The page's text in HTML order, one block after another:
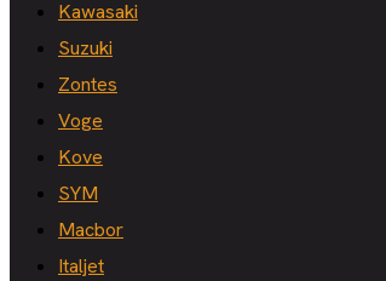
Kawasaki
Suzuki
Zontes
Voge
Kove
SYM
Macbor
Italjet